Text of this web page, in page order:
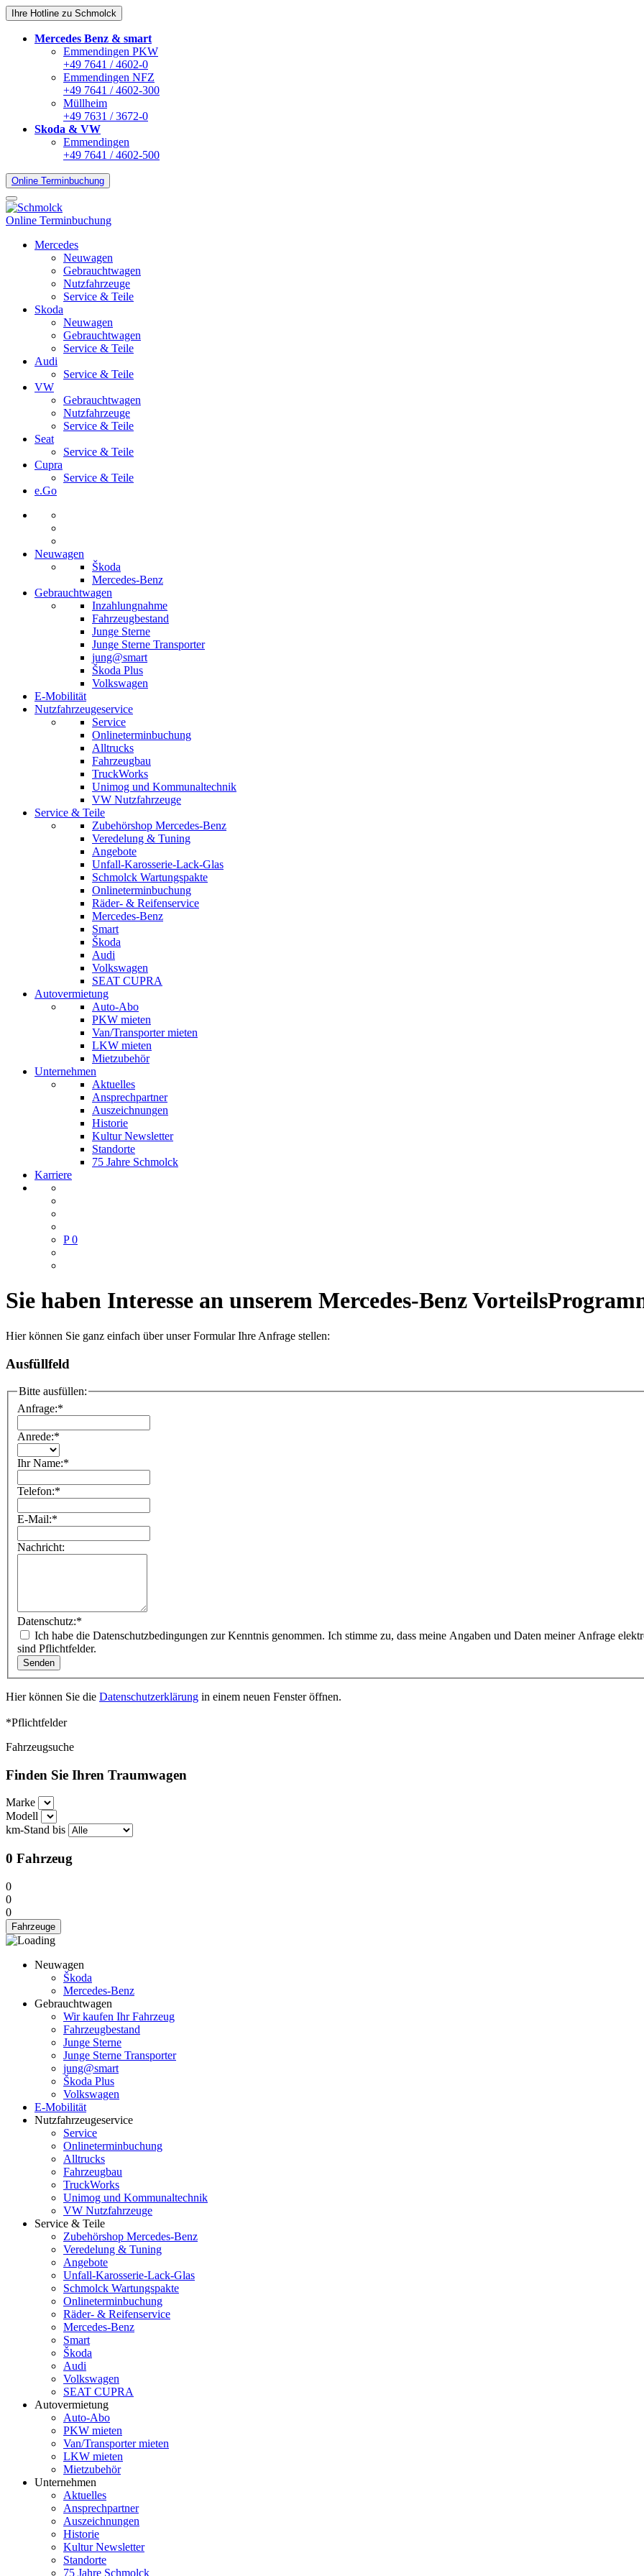
Ihre Hotline zu Schmolck
Mercedes Benz & smart
Emmendingen PKW
+49 7641 / 4602-0
Emmendingen NFZ
+49 7641 / 4602-300
Müllheim
+49 7631 / 3672-0
Skoda & VW
Emmendingen
+49 7641 / 4602-500
Online Terminbuchung
Online Terminbuchung
Mercedes
Neuwagen
Gebrauchtwagen
Nutzfahrzeuge
Service & Teile
Skoda
Neuwagen
Gebrauchtwagen
Service & Teile
Audi
Service & Teile
VW
Gebrauchtwagen
Nutzfahrzeuge
Service & Teile
Seat
Service & Teile
Cupra
Service & Teile
e.Go
Neuwagen
Škoda
Mercedes-Benz
Gebrauchtwagen
Inzahlungnahme
Fahrzeugbestand
Junge Sterne
Junge Sterne Transporter
jung@smart
Škoda Plus
Volkswagen
E-Mobilität
Nutzfahrzeugeservice
Service
Onlineterminbuchung
Alltrucks
Fahrzeugbau
TruckWorks
Unimog und Kommunaltechnik
VW Nutzfahrzeuge
Service & Teile
Zubehörshop Mercedes-Benz
Veredelung & Tuning
Angebote
Unfall-Karosserie-Lack-Glas
Schmolck Wartungspakte
Onlineterminbuchung
Räder- & Reifenservice
Mercedes-Benz
Smart
Škoda
Audi
Volkswagen
SEAT CUPRA
Autovermietung
Auto-Abo
PKW mieten
Van/Transporter mieten
LKW mieten
Mietzubehör
Unternehmen
Aktuelles
Ansprechpartner
Auszeichnungen
Historie
Kultur Newsletter
Standorte
75 Jahre Schmolck
Karriere
P 0
Sie haben Interesse an unserem Mercedes-Benz
Hier können Sie ganz einfach über unser Formular Ihre Anfrage stellen:
Ausfüllfeld
Bitte ausfüllen:
Anfrage:*
Anrede:*
Ihr Name:*
Telefon:*
E-Mail:*
Nachricht:
Datenschutz:*
sind Pflichtfelder.
Hier können Sie die Datenschutzerklärung in einem neuen Fenster öffnen.
*Pflichtfelder
Fahrzeugsuche
Finden Sie Ihren Traumwagen
Marke
Modell
km-Stand bis
0 Fahrzeug
0
0
0
Fahrzeuge
Neuwagen
Škoda
Mercedes-Benz
Gebrauchtwagen
Wir kaufen Ihr Fahrzeug
Fahrzeugbestand
Junge Sterne
Junge Sterne Transporter
jung@smart
Škoda Plus
Volkswagen
E-Mobilität
Nutzfahrzeugeservice
Service
Onlineterminbuchung
Alltrucks
Fahrzeugbau
TruckWorks
Unimog und Kommunaltechnik
VW Nutzfahrzeuge
Service & Teile
Zubehörshop Mercedes-Benz
Veredelung & Tuning
Angebote
Unfall-Karosserie-Lack-Glas
Schmolck Wartungspakte
Onlineterminbuchung
Räder- & Reifenservice
Mercedes-Benz
Smart
Škoda
Audi
Volkswagen
SEAT CUPRA
Autovermietung
Auto-Abo
PKW mieten
Van/Transporter mieten
LKW mieten
Mietzubehör
Unternehmen
Aktuelles
Ansprechpartner
Auszeichnungen
Historie
Kultur Newsletter
Standorte
75 Jahre Schmolck